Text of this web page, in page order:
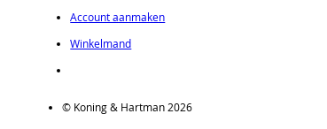
Account aanmaken
Winkelmand
© Koning & Hartman 2026